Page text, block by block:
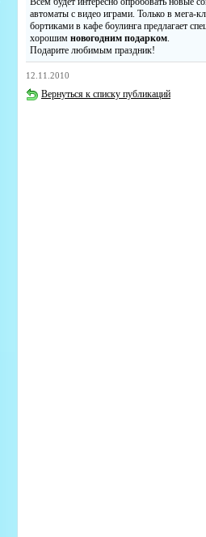
автоматы с видео играми. Только в мега-
бортиками в кафе боулинга предлагает
хорошим новогодним подарком.
Подарите любимым праздник!
12.11.2010
Вернуться к списку публикаций